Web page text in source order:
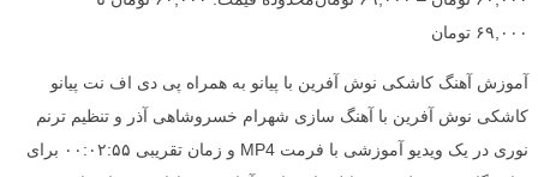
۶۹,۰۰۰ تومان
آموزش آهنگ کاشکی نوش آفرین با پیانو به همراه پی دی اف نت پیانو
کاشکی نوش آفرین با آهنگ سازی شهرام خسروشاهی آذر و تنظیم ترنم
نوری در یک ویدیو آموزشی با فرمت MP4 و زمان تقریبی ۰۰:۰۲:۵۵ برای